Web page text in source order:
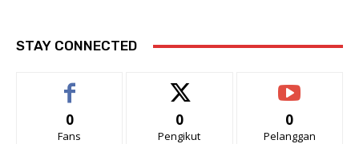
STAY CONNECTED
0
Fans
0
Pengikut
0
Pelanggan